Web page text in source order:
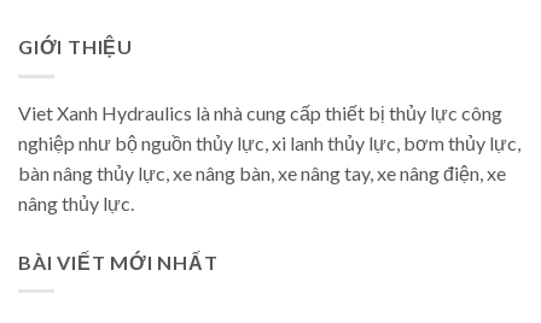
GIỚI THIỆU
Viet Xanh Hydraulics là nhà cung cấp thiết bị thủy lực công
nghiệp như bộ nguồn thủy lực, xi lanh thủy lực, bơm thủy lực,
bàn nâng thủy lực, xe nâng bàn, xe nâng tay, xe nâng điện, xe
nâng thủy lực.
BÀI VIẾT MỚI NHẤT